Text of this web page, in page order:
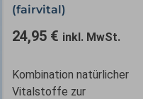
(fairvital)
24,95 € inkl. MwSt.
Kombination natürlicher
Vitalstoffe zur